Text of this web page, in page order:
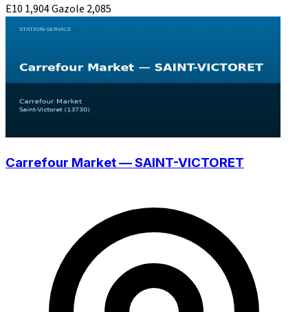
E10 1,904Gazole 2,085
Carrefour Market — SAINT-VICTORET